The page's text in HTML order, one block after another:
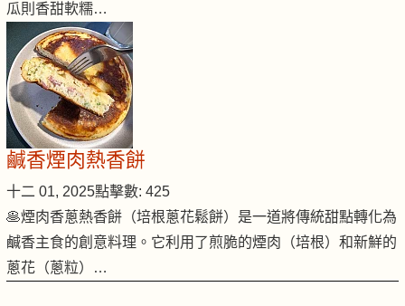
瓜則香甜軟糯…
鹹香煙肉熱香餅
十二 01, 2025點擊數: 425
🥞煙肉香蔥熱香餅（培根蔥花鬆餅）是一道將傳統甜點轉化為
鹹香主食的創意料理。它利用了煎脆的煙肉（培根）和新鮮的
蔥花（蔥粒）…